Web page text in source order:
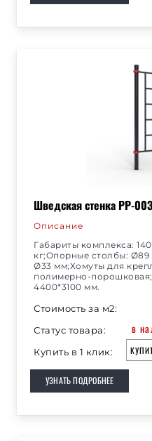
Шведская стенка РР-003
Описание
Габариты комплекса:
кг;Опорные столбы:
Ø33 мм;Хомуты для
полимерно-
4400*3100 мм.
Стоимость за м2:
Статус товара:
в
Купить в 1 клик:
УЗНАТЬ ПОДРОБНЕЕ